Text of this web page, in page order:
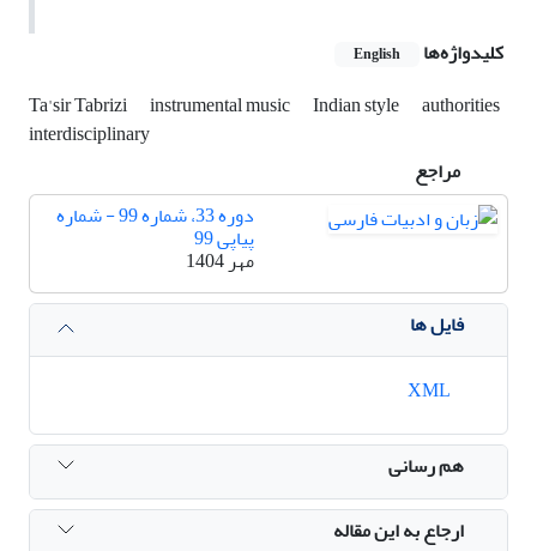
کلیدواژه‌ها
English
Ta'sir Tabrizi instrumental music Indian style
authorities
interdisciplinary
مراجع
دوره 33، شماره 99 - شماره
پیاپی 99
مهر 1404
فایل ها
هم رسانی
ارجاع به این مقاله